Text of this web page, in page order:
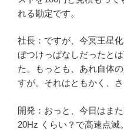
れる勘定です。
社長：ですが、今冥王星
ぼつけっぱなしだったと
た。もっとも、あれ自体
すが。それはともかく、
開発：おっと、今日はま
20Hz くらい？で高速点滅。